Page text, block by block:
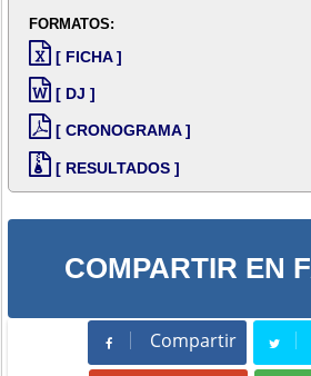
FORMATOS:
[ FICHA ]
[ DJ ]
[ CRONOGRAMA ]
[ RESULTADOS ]
COMPARTIR EN
Compartir
Compartir